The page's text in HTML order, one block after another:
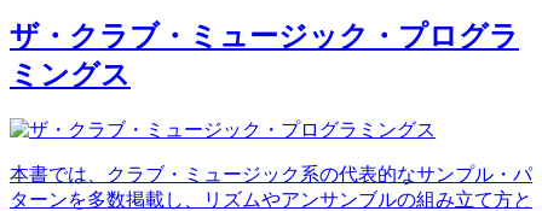
ザ・クラブ・ミュージック・プログラ
ミングス
本書では、クラブ・ミュージック系の代表的なサンプル・パ
ターンを多数掲載し、リズムやアンサンブルの組み立て方と